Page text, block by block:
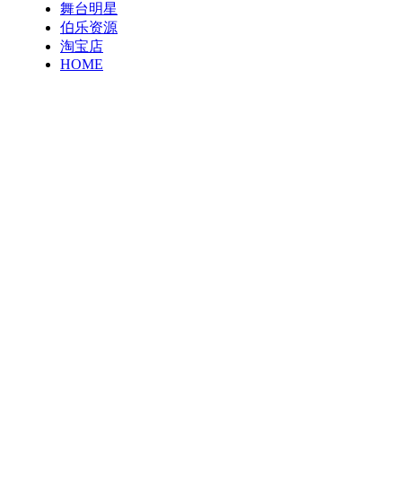
舞台明星
伯乐资源
淘宝店
HOME